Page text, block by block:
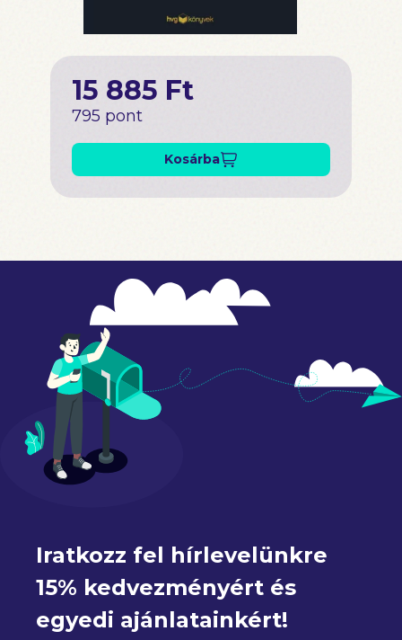
15 885 Ft
795 pont
Kosárba
Iratkozz fel hírlevelünkre
15% kedvezményért és
egyedi ajánlatainkért!